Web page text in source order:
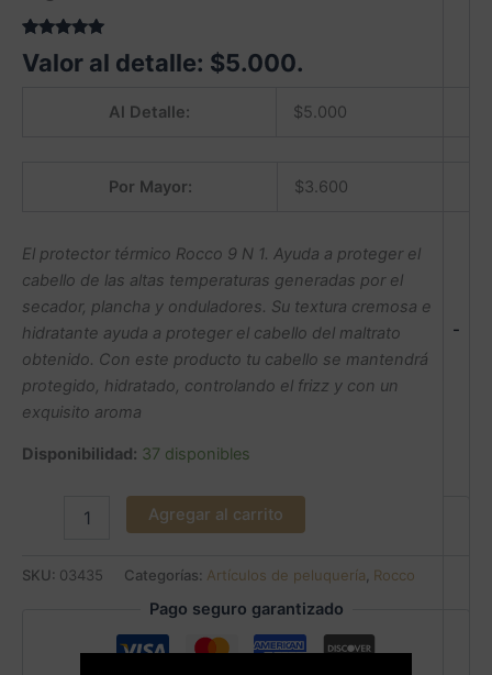
5.00 sobre
puntuaciones
Valor al detalle: $5.000.
Al Detalle: $5.000
Por Mayor: $3.600
El protector térmico Rocco 9 N 1. Ayuda a proteger el
cabello de las altas temperaturas generadas por el
secador, plancha y onduladores. Su textura cremosa e
hidratante ayuda a proteger el cabello del maltrato
obtenido. Con este producto tu cabello se mantendrá
protegido, hidratado, controlando el frizz y con un
exquisito aroma
Disponibilidad: 37 disponibles
-
Agregar al carrito
SKU: 03435 Categorías: Artículos de peluquería Rocco
Pago seguro garantizado